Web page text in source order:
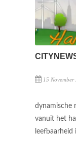
15 November
dynamische
vanuit het